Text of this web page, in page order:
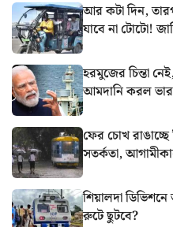
আর কটা দিন,
যাবে না টোটো!
হরমুজের চিন্তা
আমদানি করল
ফের চোখ
সতর্কতা,
শিয়ালদা
রুটে ছুটবে?